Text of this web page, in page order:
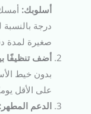
أسلوبك:
درجة بالنسبة
صغيرة لمدة
أضف تنظيفًا
بدون خيط
على الأقل
الدعم المطهر: